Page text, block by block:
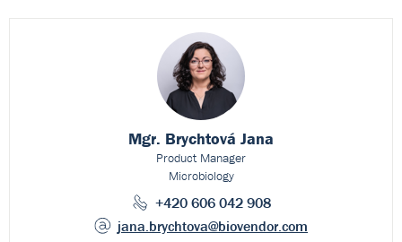
Mgr. Brychtová Jana
Product Manager
Microbiology
+420 606 042 908
jana.brychtova@biovendor.com